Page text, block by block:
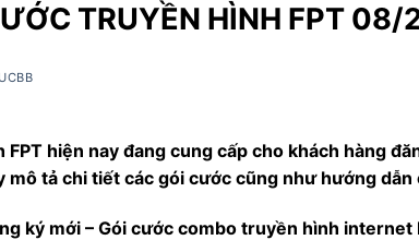
TRUYỀN HÌNH FPT
hiện nay đang cung cấp cho khách hàng
mô tả chi tiết các gói cước cũng như hướng
ký mới – Gói cước combo truyền hình internet